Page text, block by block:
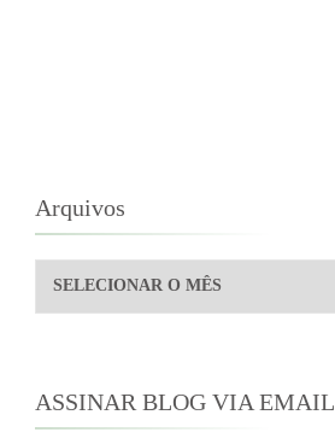
Arquivos
Arquivos
ASSINAR BLOG VIA EMAIL